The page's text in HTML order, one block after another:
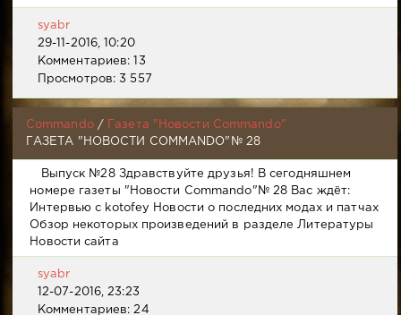
syabr
29-11-2016, 10:20
Комментариев: 13
Просмотров: 3 557
Commando/
Газета "Новости Commando"
ГАЗЕТА "НОВОСТИ COMMANDO"№ 28
Выпуск №28 Здравствуйте друзья! В сегодняшнем
номере газеты "Новости Commando"№ 28 Вас ждёт:
Интервью с kotofey Новости о последних модах и патчах
Обзор некоторых произведений в разделе Литературы
Новости сайта
syabr
12-07-2016, 23:23
Комментариев: 24